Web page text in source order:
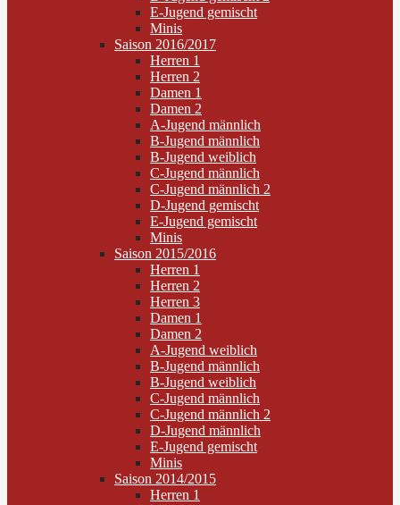
E-Jugend gemischt
Minis
Saison 2016/2017
Herren 1
Herren 2
Damen 1
Damen 2
A-Jugend männlich
B-Jugend männlich
B-Jugend weiblich
C-Jugend männlich
C-Jugend männlich 2
D-Jugend gemischt
E-Jugend gemischt
Minis
Saison 2015/2016
Herren 1
Herren 2
Herren 3
Damen 1
Damen 2
A-Jugend weiblich
B-Jugend männlich
B-Jugend weiblich
C-Jugend männlich
C-Jugend männlich 2
D-Jugend männlich
E-Jugend gemischt
Minis
Saison 2014/2015
Herren 1